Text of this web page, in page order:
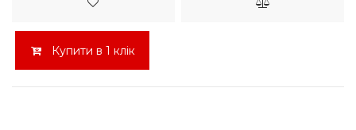
Купити в 1 клік